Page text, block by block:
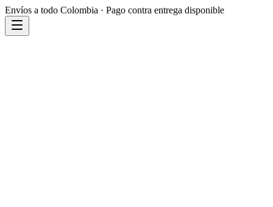
Envíos a todo Colombia · Pago contra entrega disponible